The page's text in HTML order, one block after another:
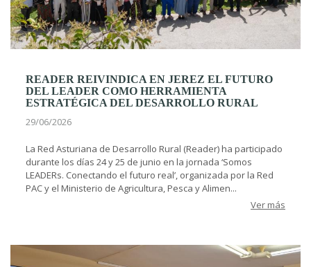
READER REIVINDICA EN JEREZ EL FUTURO
DEL LEADER COMO HERRAMIENTA
ESTRATÉGICA DEL DESARROLLO RURAL
29/06/2026
La Red Asturiana de Desarrollo Rural (Reader) ha participado
durante los días 24 y 25 de junio en la jornada ‘Somos
LEADERs. Conectando el futuro real’, organizada por la Red
PAC y el Ministerio de Agricultura, Pesca y Alimen...
Ver más